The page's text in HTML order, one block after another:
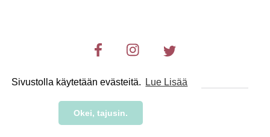
Sivustolla käytetään evästeitä. Lue Lisää
Okei, tajusin.
© 2019-2024 RetkiRent .